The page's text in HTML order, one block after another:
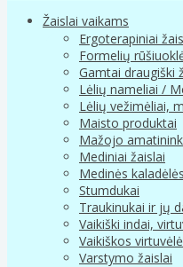
Žaislai vaikams
Ergoterapiniai
Formelių
Gamtai draugiški
Lėlių nameliai /
Lėlių vežimėliai,
Maisto produktai
Mažojo
Mediniai žaislai
Medinės kaladėlės
Stumdukai
Traukinukai ir jų
Vaikiški indai,
Vaikiškos
Varstymo žaislai